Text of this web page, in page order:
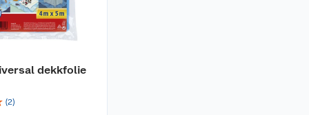
dekkfolie
(2)